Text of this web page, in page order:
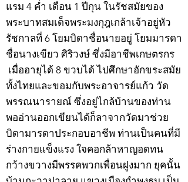
แรม 4 ค่ำ เดือน 1 ปีกุน ในรัชสมัยของ
พระบาทสมเด็จพระมงกุฎเกล้าเจ้าอยู่หัว
รัชกาลที่ 6 โยมบิดาชื่อนายอยู่ โยมมารดา
ชื่อนางเขียว ศิริวงษ์ ซึ่งมีอาชีพเกษตรกร
เมื่ออายุได้ 8 ขวบได้ ไปศึกษาอักขระสมัย
ทั้งไทยและขอมกับพระอาจารย์แก้ว วัด
พรรณนารายณ์ ซึ่งอยู่ไกล้บ้านของท่าน
พออ่านออกเขียนได้ก็ลาจากวัดมาช่วย
บิดามารดาประกอบอาชีพ ท่านเป็นคนที่มี
ร่างกายแข็งแรง ใจคอกล้าหาญอดทน
กว้างขวางมีพรรคพวกเพื่อนฝูงมาก ยุคนั้น